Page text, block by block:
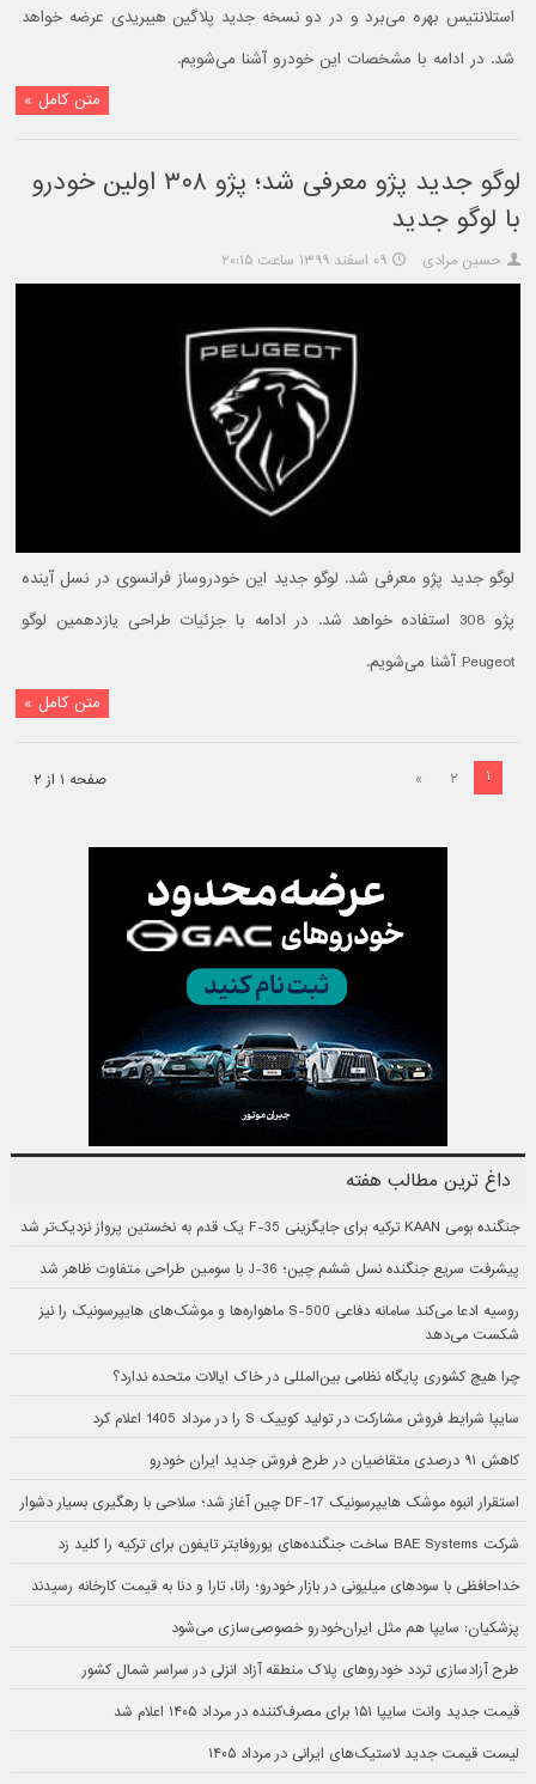
استلانتیس بهره می‌برد و در دو نسخه جدید پلاگین ‌هیبریدی عرضه خواهد
شد. در ادامه با مشخصات این خودرو آشنا می‌شویم.
متن کامل »
لوگو جدید پژو معرفی شد؛ پژو ۳۰۸ اولین خودرو
با لوگو جدید
حسین مرادی ۰۹ اسفند ۱۳۹۹ ساعت ۲۰:۱۵
لوگو جدید پژو معرفی شد. لوگو جدید این خودروساز فرانسوی در نسل آینده
پژو 308 استفاده خواهد شد. در ادامه با جزئیات طراحی یازدهمین لوگو
Peugeot آشنا می‌شویم.
متن کامل »
صفحه ۱ از ۲ ۱ ۲ »
داغ ترین مطالب هفته
جنگنده بومی KAAN ترکیه برای جایگزینی F-35 یک قدم به نخستین پرواز نزدیک‌تر شد
پیشرفت سریع جنگنده نسل ششم چین؛ J-36 با سومین طراحی متفاوت ظاهر شد
روسیه ادعا می‌کند سامانه دفاعی S-500 ماهواره‌ها و موشک‌های هایپرسونیک را نیز
شکست می‌دهد
چرا هیچ کشوری پایگاه نظامی بین‌المللی در خاک ایالات متحده ندارد؟
سایپا شرایط فروش مشارکت در تولید کوییک S را در مرداد 1405 اعلام کرد
کاهش ۹۱ درصدی متقاضیان در طرح فروش جدید ایران خودرو
استقرار انبوه موشک هایپرسونیک DF-17 چین آغاز شد؛ سلاحی با رهگیری بسیار دشوار
شرکت BAE Systems ساخت جنگنده‌های یوروفایتر تایفون برای ترکیه را کلید زد
خداحافظی با سودهای میلیونی در بازار خودرو؛ رانا، تارا و دنا به قیمت کارخانه رسیدند
پزشکیان: سایپا هم مثل ایران‌خودرو خصوصی‌سازی می‌شود
طرح آزادسازی تردد خودروهای پلاک منطقه آزاد انزلی در سراسر شمال کشور
قیمت جدید وانت سایپا ۱۵۱ برای مصرف‌کننده در مرداد ۱۴۰۵ اعلام شد
لیست قیمت جدید لاستیک‌های ایرانی در مرداد ۱۴۰۵